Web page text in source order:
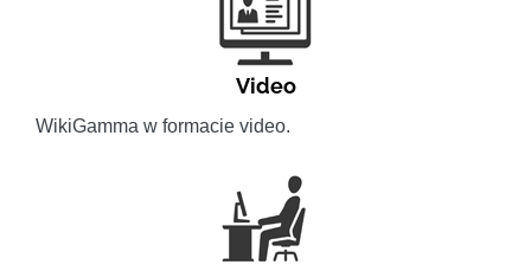
Video
WikiGamma w formacie video.